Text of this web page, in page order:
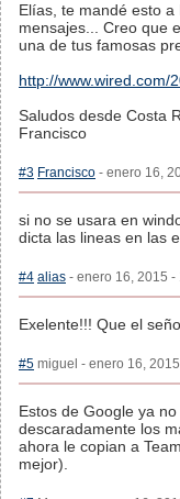
Elías, te mandé esto
mensajes... Creo que
una de tus famosas
http://www.wired.com/
Saludos desde Costa
Francisco
#3 Francisco - enero 16,
si no se usara en
dicta las lineas en las
#4 alias - enero 16, 2015 -
Exelente!!! Que el
#5 miguel - enero 16,
Estos de Google ya
descaradamente los
ahora le copian a
mejor).